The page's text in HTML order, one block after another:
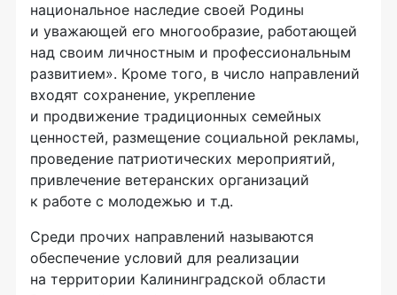
национальное наследие своей Родины
и уважающей его многообразие, работающей
над своим личностным и профессиональным
развитием». Кроме того, в число направлений
входят сохранение, укрепление
и продвижение традиционных семейных
ценностей, размещение социальной рекламы,
проведение патриотических мероприятий,
привлечение ветеранских организаций
к работе с молодежью и т.д.
Среди прочих направлений называются
обеспечение условий для реализации
на территории Калининградской области